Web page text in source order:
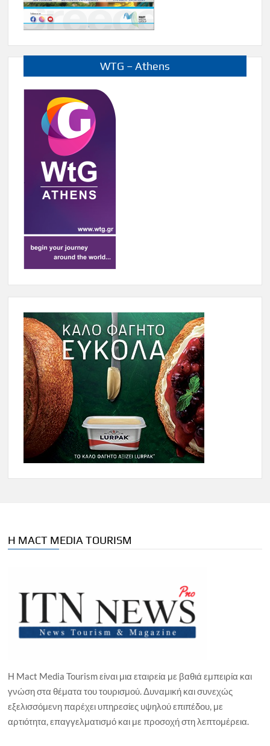
WTG – Athens
Η MACT MEDIA TOURISM
Η Mact Media Tourism είναι μια εταιρεία με βαθιά εμπειρία και
γνώση στα θέματα του τουρισμού. Δυναμική και συνεχώς
εξελισσόμενη παρέχει υπηρεσίες υψηλού επιπέδου, με
αρτιότητα, επαγγελματισμό και με προσοχή στη λεπτομέρεια.